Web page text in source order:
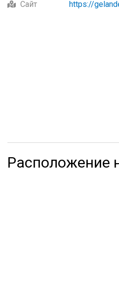
Сайт
https://
Расположение